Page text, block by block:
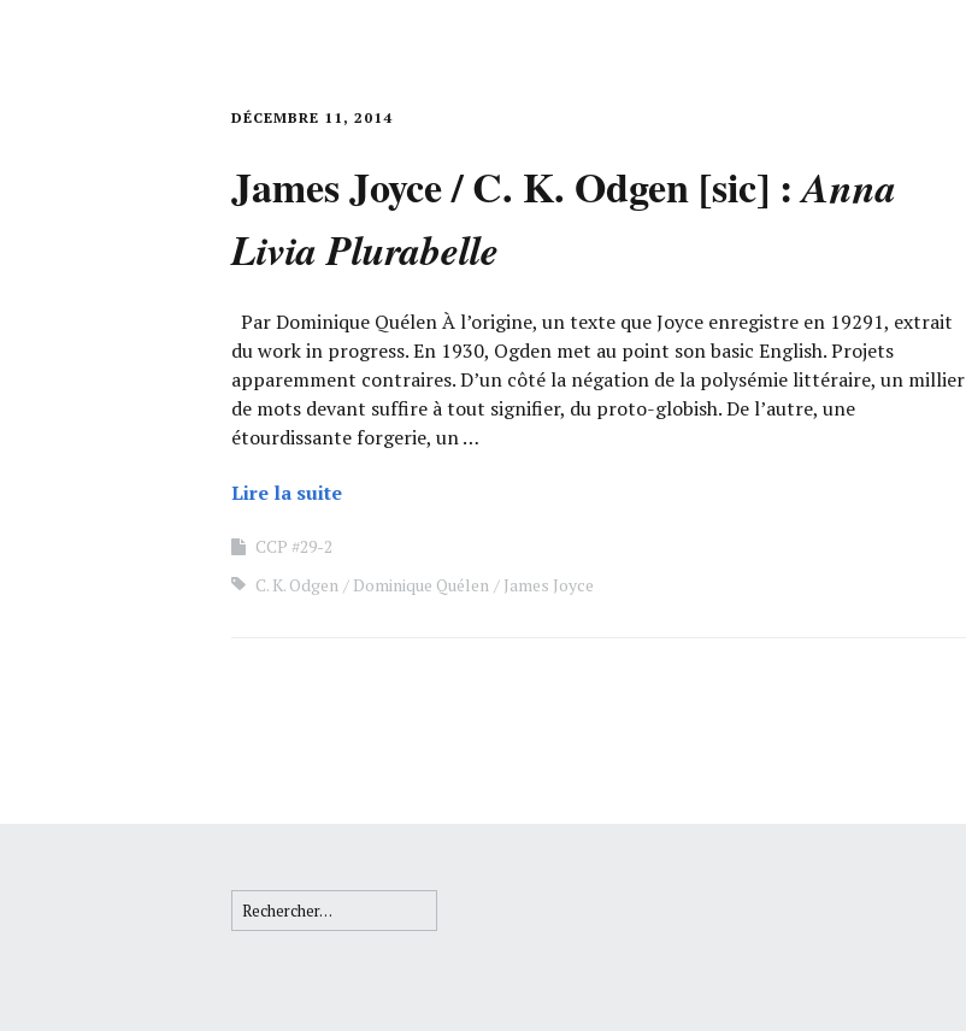
DÉCEMBRE 11, 2014
James Joyce / C. K. Odgen [sic] :Anna
Livia Plurabelle
Par Dominique Quélen À l’origine, un texte que Joyce enregistre en 19291, extrait
du work in progress. En 1930, Ogden met au point son basic English. Projets
apparemment contraires. D’un côté la négation de la polysémie littéraire, un millier
de mots devant suffire à tout signifier, du proto-globish. De l’autre, une
étourdissante forgerie, un …
Lire la suite
CCP #29-2
C. K. Odgen
Dominique Quélen James Joyce
Rechercher :